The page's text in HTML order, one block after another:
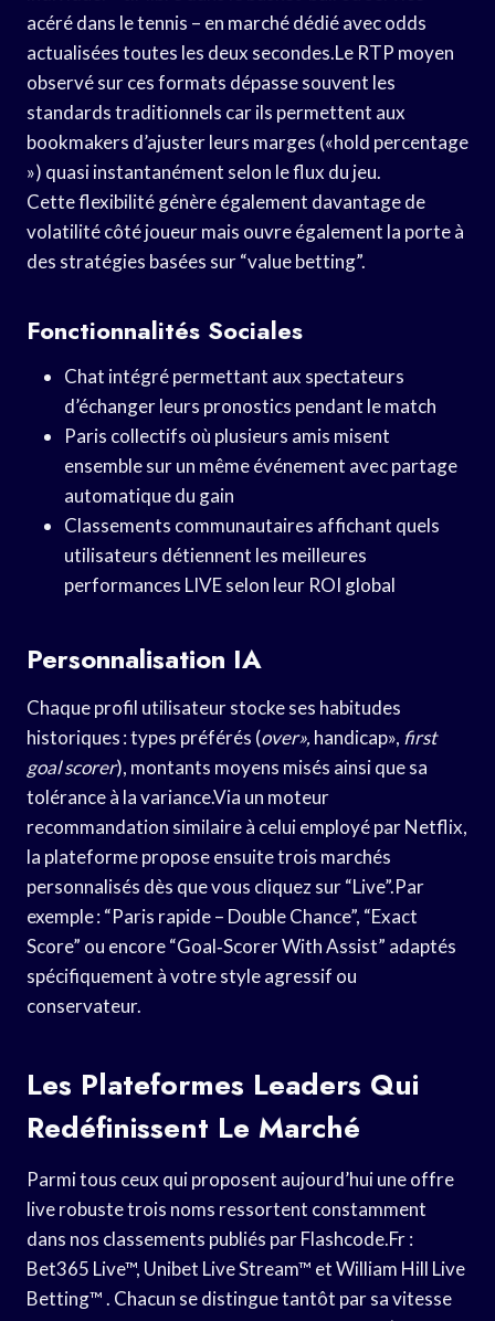
acéré dans le tennis – en marché dédié avec odds
actualisées toutes les deux secondes.Le RTP moyen
observé sur ces formats dépasse souvent les
standards traditionnels car ils permettent aux
bookmakers d’ajuster leurs marges («​hold percentage​
») quasi instantanément selon le flux du jeu.
Cette flexibilité génère également davantage de
volatilité côté joueur mais ouvre également la porte à
des stratégies basées sur “value betting”.
Fonctionnalités Sociales
Chat intégré permettant aux spectateurs
d’échanger leurs pronostics pendant le match
Paris collectifs où plusieurs amis misent
ensemble sur un même événement avec partage
automatique du gain
Classements communautaires affichant quels
utilisateurs détiennent les meilleures
performances LIVE selon leur ROI global
Personnalisation IA
Chaque profil utilisateur stocke ses habitudes
historiques : types préférés (over», handicap», first
goal scorer), montants moyens misés ainsi que sa
tolérance à la variance.Via un moteur
recommandation similaire à celui employé par Netflix,
la plateforme propose ensuite trois marchés
personnalisés dès que vous cliquez sur “Live”.Par
exemple : “Paris rapide – Double Chance”, “Exact
Score” ou encore “Goal‑Scorer With Assist” adaptés
spécifiquement à votre style agressif ou
conservateur.
Les Plateformes Leaders Qui
Redéfinissent Le Marché
Parmi tous ceux qui proposent aujourd’hui une offre
live robuste trois noms ressortent constamment
dans nos classements publiés par Flashcode.Fr :
Bet365 Live™, Unibet Live Stream™ et William Hill Live
Betting™ . Chacun se distingue tantôt par sa vitesse